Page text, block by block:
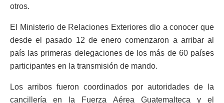
otros.
El Ministerio de Relaciones Exteriores dio a conocer que
desde el pasado 12 de enero comenzaron a arribar al
país las primeras delegaciones de los más de 60 países
participantes en la transmisión de mando.
Los arribos fueron coordinados por autoridades de la
cancillería en la Fuerza Aérea Guatemalteca y el